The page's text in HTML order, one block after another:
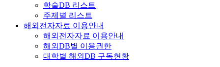
학술DB 리스트
주제별 리스트
해외전자자료 이용안내
해외전자자료 이용안내
해외DB별 이용권한
대학별 해외DB 구독현황